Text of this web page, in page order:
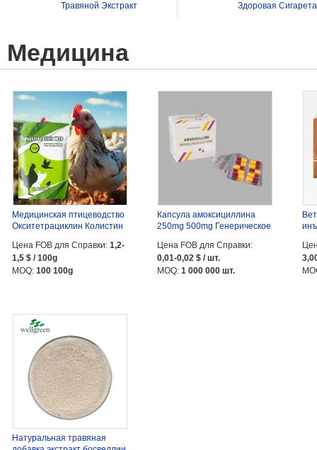
Травяной Экстракт
Здоровая Сигарета
Медицина
Медицинская птицеводство
Окситетрациклин Колистин
Цена FOB для Справки: 1,2-
1,5 $ / 100g
MOQ: 100 100g
Капсула амоксициллина
250mg 500mg Генерическое
Цена FOB для Справки:
0,01-0,02 $ / шт.
MOQ: 1 000 000 шт.
Натуральная травяная